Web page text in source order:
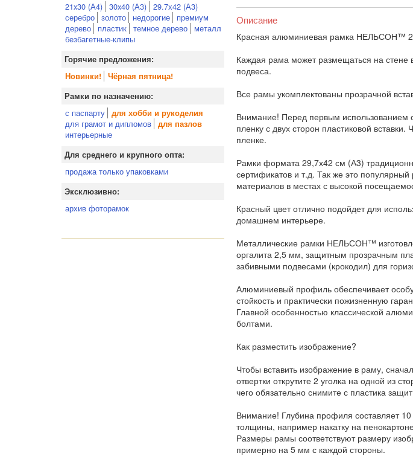
21x30 (А4) 30x40 (А3) 29.7х42 (А3)
серебро золото недорогие
премиум
дерево
пластик темное дерево
металл
безбагетные-клипы
Горячие предложения:
Новинки!
Чёрная пятница!
Рамки по назначению:
с паспарту для хобби и рукоделия
для грамот и дипломов для пазлов
интерьерные
Для среднего и крупного опта:
продажа только упаковками
Эксклюзивно:
архив фоторамок
Описание
Красная алюминиевая рамка НЕЛЬСОН™
Каждая рама может размещаться на стене
подвеса.
Все рамы укомплектованы прозрачной
Внимание! Перед первым использованием
пленку с двух сторон пластиковой
пленке.
Рамки формата 29,7х42 см (А3)
сертификатов и т.д. Так же это
материалов в местах с высокой
Красный цвет отлично подойдет для
домашнем интерьере.
Металлические рамки НЕЛЬСОН™
оргалита 2,5 мм, защитным прозрачным
забивными подвесами (крокодил) для
Алюминиевый профиль обеспечивает
стойкость и практически пожизненную
Главной особенностью классической
болтами.
Как разместить изображение?
Чтобы вставить изображение в раму,
отвертки открутите 2 уголка на одной из
чего обязательно снимите с пластика
Внимание! Глубина профиля составляет
толщины, например накатку на
Размеры рамы соответствуют размеру
примерно на 5 мм с каждой стороны.